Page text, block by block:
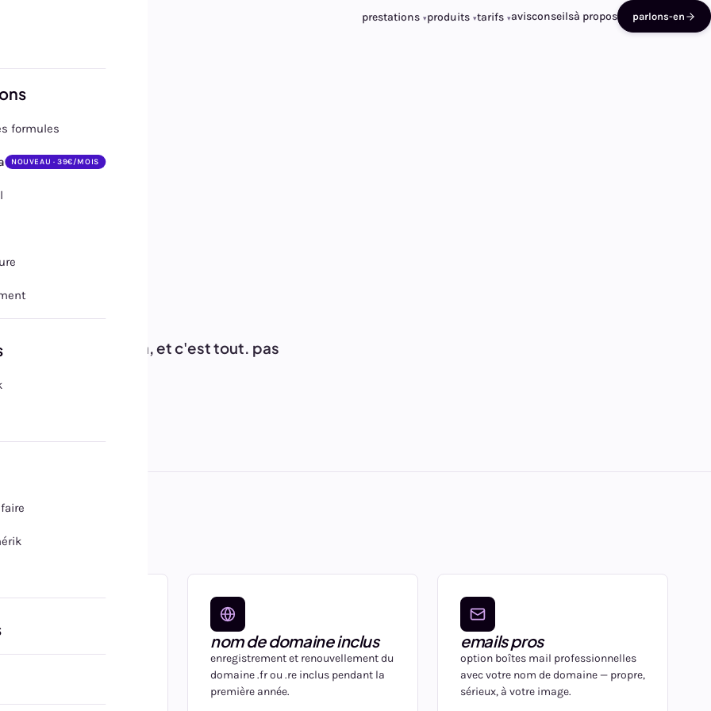
prestations produits tarifs avisconseilsà propos parlons-en
formules
NOUVEAU · 39€/MOIS
ensuite, 60 €/an, et c'est tout. pas
SSL gratuit, protection anti-
nom de domaine inclus
enregistrement et renouvellement du
domaine .fr ou .re inclus pendant la
première année.
emails pros
option boîtes mail professionnelles
avec votre nom de domaine — propre,
sérieux, à votre image.